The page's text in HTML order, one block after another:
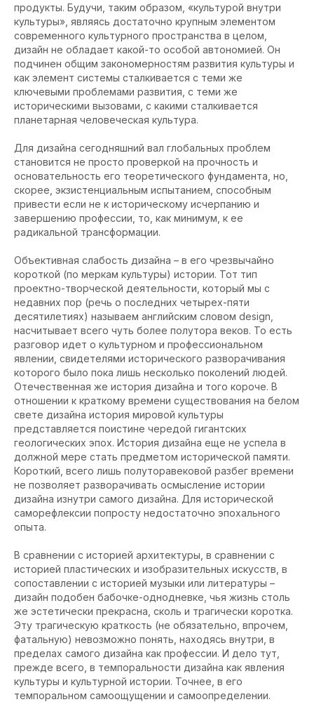
продукты. Будучи, таким образом, «культурой внутри
культуры», являясь достаточно крупным элементом
современного культурного пространства в целом,
дизайн не обладает какой-то особой автономией. Он
подчинен общим закономерностям развития культуры и
как элемент системы сталкивается с теми же
ключевыми проблемами развития, с теми же
историческими вызовами, с какими сталкивается
планетарная человеческая культура.
Для дизайна сегодняшний вал глобальных проблем
становится не просто проверкой на прочность и
основательность его теоретического фундамента, но,
скорее, экзистенциальным испытанием, способным
привести если не к историческому исчерпанию и
завершению профессии, то, как минимум, к ее
радикальной трансформации.
Объективная слабость дизайна – в его чрезвычайно
короткой (по меркам культуры) истории. Тот тип
проектно-творческой деятельности, который мы с
недавних пор (речь о последних четырех-пяти
десятилетиях) называем английским словом design,
насчитывает всего чуть более полутора веков. То есть
разговор идет о культурном и профессиональном
явлении, свидетелями исторического разворачивания
которого было пока лишь несколько поколений людей.
Отечественная же история дизайна и того короче. В
отношении к краткому времени существования на белом
свете дизайна история мировой культуры
представляется поистине чередой гигантских
геологических эпох. История дизайна еще не успела в
должной мере стать предметом исторической памяти.
Короткий, всего лишь полуторавековой разбег времени
не позволяет разворачивать осмысление истории
дизайна изнутри самого дизайна. Для исторической
саморефлексии попросту недостаточно эпохального
опыта.
В сравнении с историей архитектуры, в сравнении с
историей пластических и изобразительных искусств, в
сопоставлении с историей музыки или литературы –
дизайн подобен бабочке-однодневке, чья жизнь столь
же эстетически прекрасна, сколь и трагически коротка.
Эту трагическую краткость (не обязательно, впрочем,
фатальную) невозможно понять, находясь внутри, в
пределах самого дизайна как профессии. И дело тут,
прежде всего, в темпоральности дизайна как явления
культуры и культурной истории. Точнее, в его
темпоральном самоощущении и самоопределении.